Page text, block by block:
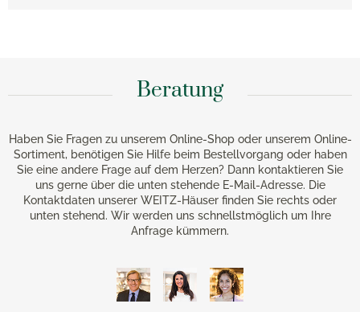
Beratung
Haben Sie Fragen zu unserem Online-Shop oder unserem Online-
Sortiment, benötigen Sie Hilfe beim Bestellvorgang oder haben
Sie eine andere Frage auf dem Herzen? Dann kontaktieren Sie
uns gerne über die unten stehende E-Mail-Adresse. Die
Kontaktdaten unserer WEITZ-Häuser finden Sie rechts oder
unten stehend. Wir werden uns schnellstmöglich um Ihre
Anfrage kümmern.